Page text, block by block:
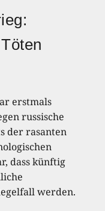
erstmals
russische
der rasanten
dass künftig
werden.